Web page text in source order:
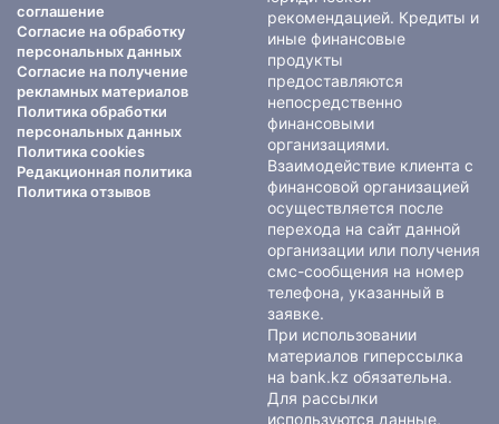
соглашение
Согласие на обработку
персональных данных
Согласие на получение
рекламных материалов
Политика обработки
персональных данных
Политика cookies
Редакционная политика
Политика отзывов
рекомендацией. Кредиты и
иные финансовые
продукты
предоставляются
непосредственно
финансовыми
организациями.
Взаимодействие клиента с
финансовой организацией
осуществляется после
перехода на сайт данной
организации или получения
смс-сообщения на номер
телефона, указанный в
заявке.
При использовании
материалов гиперссылка
на bank.kz обязательна.
Для рассылки
используются данные,